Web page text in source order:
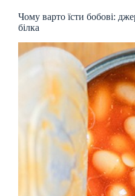
Чому варто їсти бобові:
білка